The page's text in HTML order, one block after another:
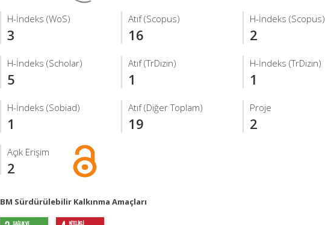
H-İndeks (WoS)
3
Atıf (Scopus)
16
H-İndeks (Scopus)
2
H-İndeks (Scholar)
5
Atıf (TrDizin)
1
H-İndeks (TrDizin)
1
H-İndeks (Sobiad)
1
Atıf (Diğer Toplam)
19
Proje
2
Açık Erişim
2
BM Sürdürülebilir Kalkınma Amaçları